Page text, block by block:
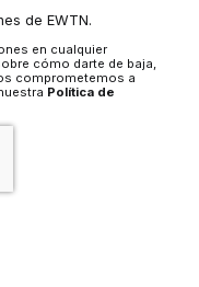
de EWTN.
en cualquier
cómo darte de baja,
comprometemos a
Política de